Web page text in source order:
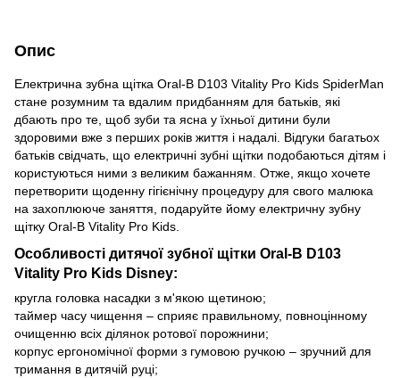
Опис
Електрична зубна щітка Oral-B D103 Vitality Pro Kids SpiderMan
стане розумним та вдалим придбанням для батьків, які
дбають про те, щоб зуби та ясна у їхньої дитини були
здоровими вже з перших років життя і надалі. Відгуки багатьох
батьків свідчать, що електричні зубні щітки подобаються дітям і
користуються ними з великим бажанням. Отже, якщо хочете
перетворити щоденну гігієнічну процедуру для свого малюка
на захоплююче заняття, подаруйте йому електричну зубну
щітку Oral-B Vitality Pro Kids.
Особливості дитячої зубної щітки Oral-B D103
Vitality Pro Kids Disney:
кругла головка насадки з м'якою щетиною;
таймер часу чищення – сприяє правильному, повноцінному
очищенню всіх ділянок ротової порожнини;
корпус ергономічної форми з гумовою ручкою – зручний для
тримання в дитячій руці;